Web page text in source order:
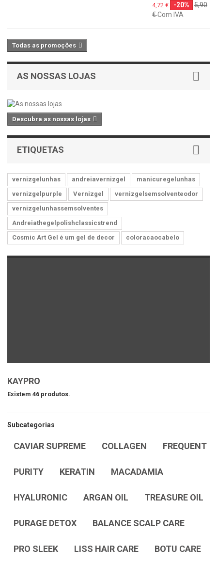
4,72 € -20%
5,90
€Com IVA
Todas as promoções
AS NOSSAS LOJAS
Descubra as nossas lojas
ETIQUETAS
vernizgelunhas andreiavernizgel
manicuregelunhas
vernizgelpurple
Vernizgel
vernizgelsemsolventeodor
vernizgelunhassemsolventes
Andreiathegelpolishclassicstrend
Cosmic Art Gel é um gel de decor
coloracaocabelo
KAYPRO
Existem 46 produtos.
Subcategorias
CAVIAR SUPREME COLLAGEN FREQUENT
PURITY KERATIN MACADAMIA
HYALURONIC ARGAN OIL TREASURE OIL
PURAGE DETOX BALANCE SCALP CARE
PRO SLEEK LISS HAIR CARE BOTU CARE